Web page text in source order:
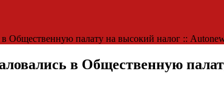
Общественную палату на высокий налог ::
в Общественную